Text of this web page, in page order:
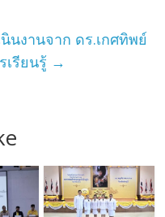
นงานจาก ดร.เกศทิพย์
เรียนรู้ →